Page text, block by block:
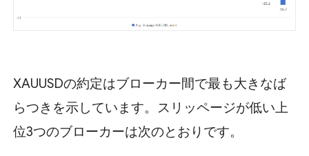
XAUUSDの約定はブローカー間で最も大きなば
らつきを示しています。スリッページが低い上
位3つのブローカーは次のとおりです。